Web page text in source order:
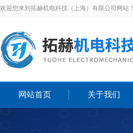
欢迎您来到拓赫机电科技（上海）有限公司网站！
网站首页 关于我们